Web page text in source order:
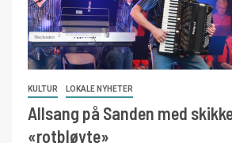
KULTUR LOKALE NYHETER
Allsang på Sanden med
«rotbløyte»